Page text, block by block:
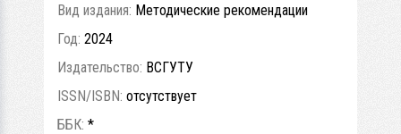
Вид издания: Методические рекомендации
Год: 2024
Издательство: ВСГУТУ
ISSN/ISBN: отсутствует
ББК: *